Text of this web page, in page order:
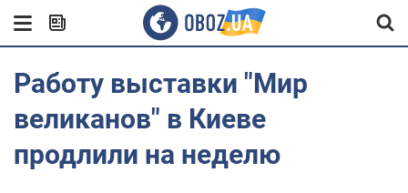
Работу выставки "Мир
великанов" в Киеве
продлили на неделю